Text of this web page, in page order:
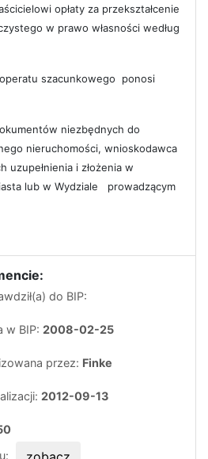
opłaty za przekształcenie
w prawo własności według
szacunkowego ponosi
niezbędnych do
nieruchomości, wnioskodawca
uzupełnienia i złożenia w
lub w Wydziale prowadzącym
do BIP:
w BIP: 2008-02-25
przez: Finke
2012-09-13